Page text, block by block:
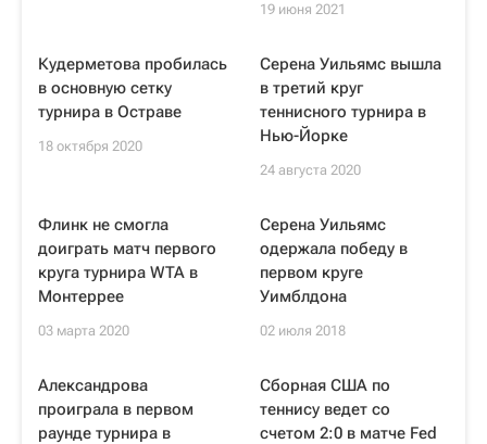
19 июня 2021
Кудерметова пробилась
в основную сетку
турнира в Остраве
18 октября 2020
Серена Уильямс вышла
в третий круг
теннисного турнира в
Нью-Йорке
24 августа 2020
Флинк не смогла
доиграть матч первого
круга турнира WTA в
Монтеррее
03 марта 2020
Серена Уильямс
одержала победу в
первом круге
Уимблдона
02 июля 2018
Александрова
проиграла в первом
раунде турнира в
Сборная США по
теннису ведет со
счетом 2:0 в матче Fed